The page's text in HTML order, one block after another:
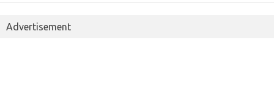
Advertisement